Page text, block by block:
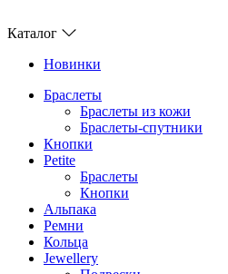
Каталог
Новинки
Браслеты
Браслеты из кожи
Браслеты-спутники
Кнопки
Petite
Браслеты
Кнопки
Альпака
Ремни
Кольца
Jewellery